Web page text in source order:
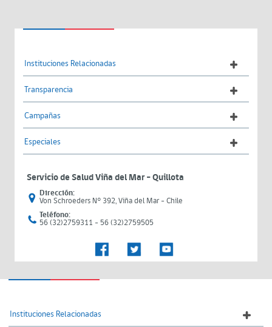
Instituciones Relacionadas
Transparencia
Campañas
Especiales
Servicio de Salud Viña del Mar – Quillota
Dirección:
Von Schroeders N° 392, Viña del Mar - Chile
Teléfono:
56 (32)2759311 - 56 (32)2759505
Instituciones Relacionadas